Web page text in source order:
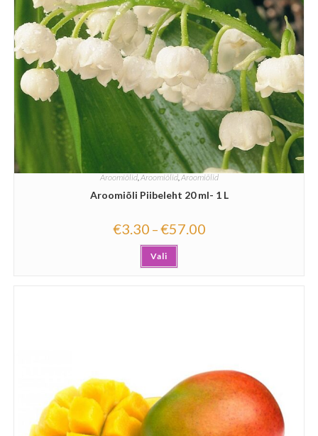
Aroomiõlid,Aroomiõlid,Aroomiõlid
Aroomiõli Piibeleht 20 ml- 1 L
€3.30 –€57.00
Vali